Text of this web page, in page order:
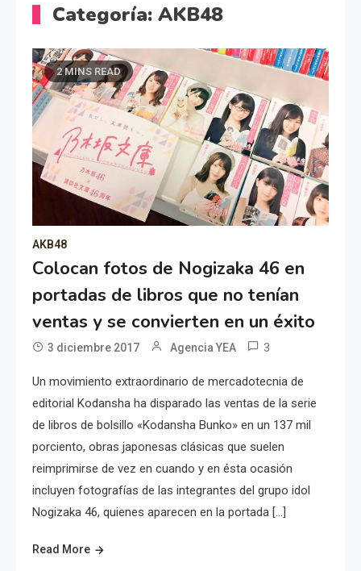
Categoría: AKB48
2 MINS READ
AKB48
Colocan fotos de Nogizaka 46 en
portadas de libros que no tenían
ventas y se convierten en un éxito
3 diciembre 2017 Agencia YEA 3
Un movimiento extraordinario de mercadotecnia de
editorial Kodansha ha disparado las ventas de la serie
de libros de bolsillo «Kodansha Bunko» en un 137 mil
porciento, obras japonesas clásicas que suelen
reimprimirse de vez en cuando y en ésta ocasión
incluyen fotografías de las integrantes del grupo idol
Nogizaka 46, quienes aparecen en la portada […]
Read More